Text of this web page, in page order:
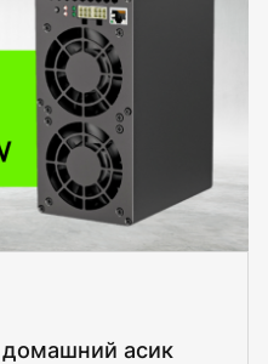
асик